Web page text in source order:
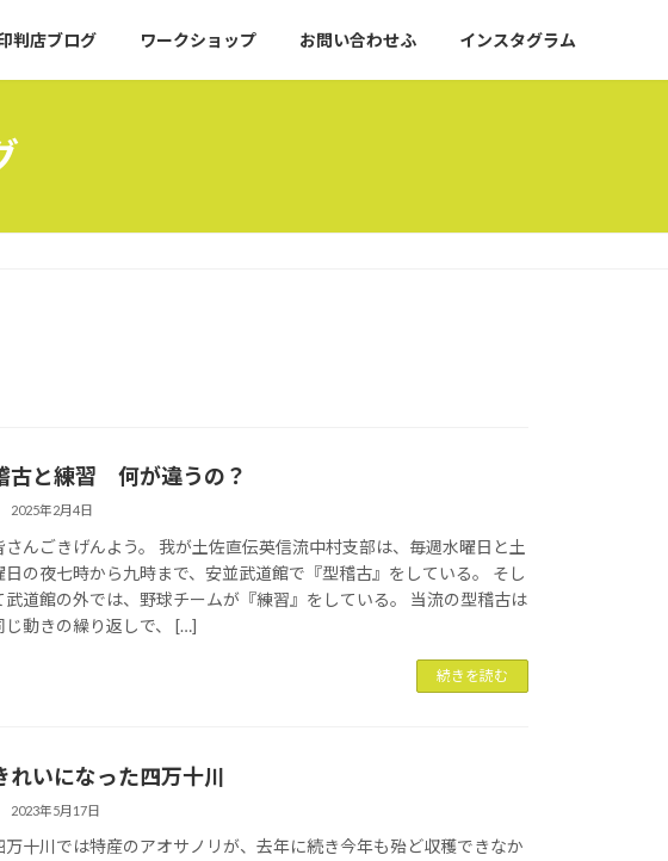
判店ブログ ワークショップ お問い合わせふ インスタグラム
古と練習 何が違うの？
2025年2月4日
さんごきげんよう。 我が土佐直伝英信流中村支部は、毎週水曜日と土
日の夜七時から九時まで、安並武道館で『型稽古』をしている。 そし
武道館の外では、野球チームが『練習』をしている。 当流の型稽古は
じ動きの繰り返しで、 […]
続きを読む
れいになった四万十川
2023年5月17日
万十川では特産のアオサノリが、去年に続き今年も殆ど収穫できなか